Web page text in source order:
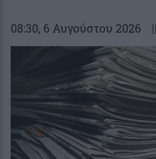
08:30, 6 Αυγούστου 2026 ||